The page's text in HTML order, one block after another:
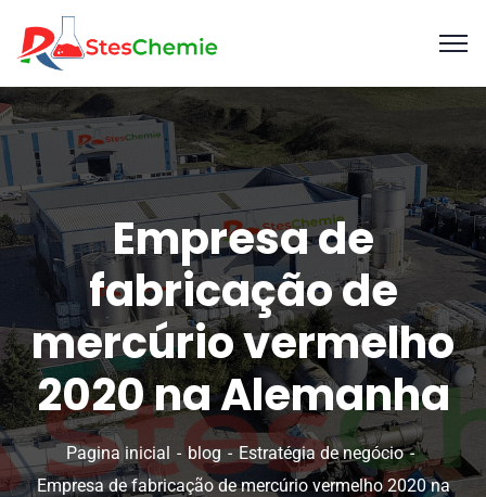
Empresa de
fabricação de
mercúrio vermelho
2020 na Alemanha
Pagina inicial blog
Estratégia de negócio
Empresa de fabricação de mercúrio vermelho 2020 na